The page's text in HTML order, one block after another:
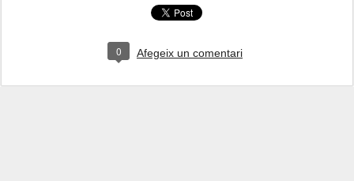
0 Afegeix un comentari